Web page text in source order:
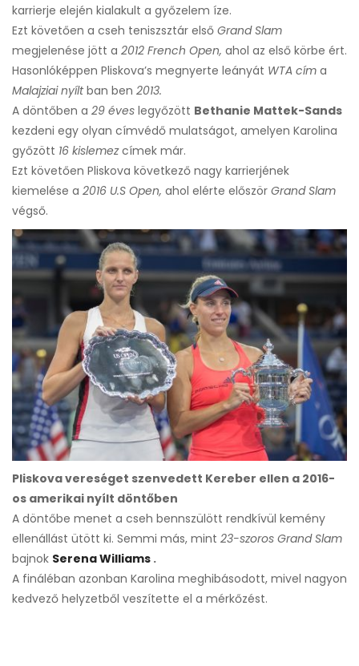
karrierje elején kialakult a győzelem íze.
Ezt követően a cseh teniszsztár első Grand Slam
megjelenése jött a 2012 French Open, ahol az első körbe ért.
Hasonlóképpen Pliskova’s megnyerte leányát WTA cím a
Malajziai nyíltban ben 2013.
A döntőben a 29 éves legyőzött Bethanie Mattek-Sands
kezdeni egy olyan címvédő mulatságot, amelyen Karolina
győzött 16 kislemezcímek már.
Ezt követően Pliskova következő nagy karrierjének
kiemelése a 2016 U.S Open, ahol elérte először Grand Slam
végső.
Pliskova vereséget szenvedett Kereber ellen a 2016-
os amerikai nyílt döntőben
A döntőbe menet a cseh bennszülött rendkívül kemény
ellenállást ütött ki. Semmi más, mint 23-szoros Grand Slam
bajnok Serena Williams .
A fináléban azonban Karolina meghibásodott, mivel nagyon
kedvező helyzetből veszítette el a mérkőzést.